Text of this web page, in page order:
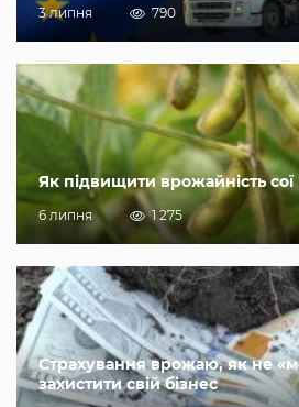
3 липня 790
Як підвищити врожайність сої
6 липня 1 275
Страхування врожаю, як не
захистити свій бізнес